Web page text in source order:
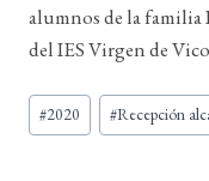
alumnos de la
del IES Virgen de
Etiquetas
de
#2020 #Recepción